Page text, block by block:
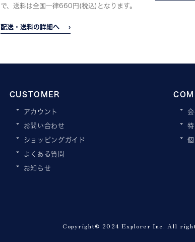
で、送料は全国一律660円(税込)となります。
配送・送料の詳細へ
CUSTOMER
アカウント
お問い合わせ
ショッピングガイド
よくある質問
お知らせ
Copyright© 2024 Explorer Inc. All